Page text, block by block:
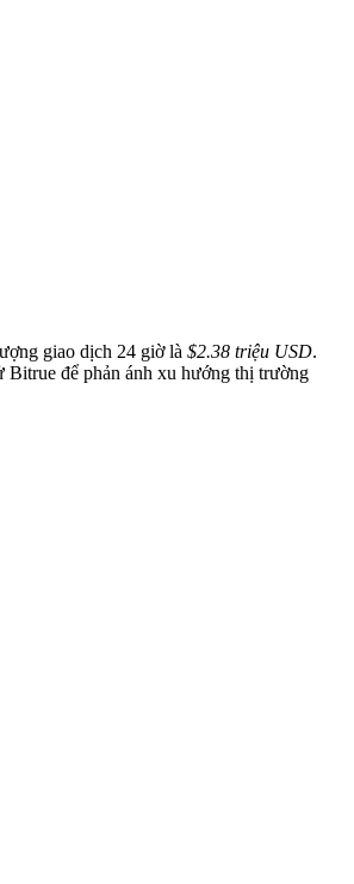
giao dịch 24 giờ là $2.38 triệu USD.
Bitrue để phản ánh xu hướng thị trường